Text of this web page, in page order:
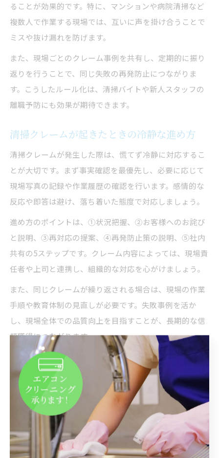
ることが効果的です。特に、マンションや病院清掃など
複数人で作業する現場では、互いに声を掛け合うことで
ミスや抜け漏れを防げます。
また、現場ごとのクレーム事例を共有し、定期的に振り
返りを行うことで、同じ失敗の再発防止につながりま
す。こうしたルール化は、清掃バイトや新人スタッフの
離職予防にも効果が期待できます。
清掃クレームが起きたときの冷静な進め方
清掃クレームが発生した際は、慌てず冷静に対応するこ
とが大切です。まず事実確認を最優先し、必要に応じて
現場写真の記録や作業履歴の確認を行います。感情的な
反応や即答は避け、落ち着いた態度で対応しましょう。
進め方のポイントは、①状況把握、②お客様へのお詫び
と説明、③再対応の提案、④再発防止策の説明、⑤社内
共有の5ステップです。クレーム内容によっては、現場責
任者や上司と連携し、組織的な対応を心がけましょう。
また、同じクレームが繰り返される場合は、現場の作業
手順や教育体制の見直しが必要です。失敗事例を活か
し、現場全体での品質向上を目指すことが、長期的な信
頼獲得につながります。
清掃クレーム対応に効く5原則の活
用法
清掃5原則を現場対応へ落とし込む方法
清掃の現場でクレームを未然に防ぐためには、「整理・